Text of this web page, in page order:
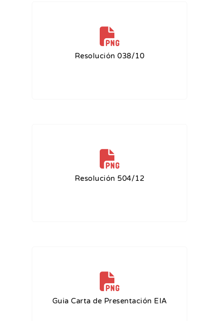
Resolución 038/10
Resolución 504/12
Guia Carta de Presentación EIA